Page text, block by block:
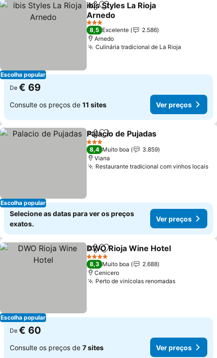
Escolha popular
PartilharAdicionar aos favoritos
ibis Styles La Rioja
Arnedo
Ver preços
3 Estrelas
8,5 Excelente
2.586
Arnedo
Culinária tradicional de La Rioja
De € 69
Consulte os preços de 11 sites Ver preços
Escolha popular
PartilharAdicionar aos favoritos
Palacio de Pujadas
3 Estrelas
8,4 Muito boa
3.859
Viana
Restaurante tradicional com vinhos locais
Selecione as datas para ver os preços
exatos.
Ver preços
Escolha popular
PartilharAdicionar aos favoritos
DWO Rioja Wine Hotel
4 Estrelas
8,3 Muito boa
2.688
Cenicero
Perto de vinícolas renomadasVer preços
De € 60
Consulte os preços de 7 sites Ver preços